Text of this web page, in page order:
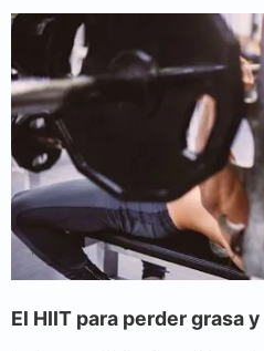
El HIIT para perder grasa